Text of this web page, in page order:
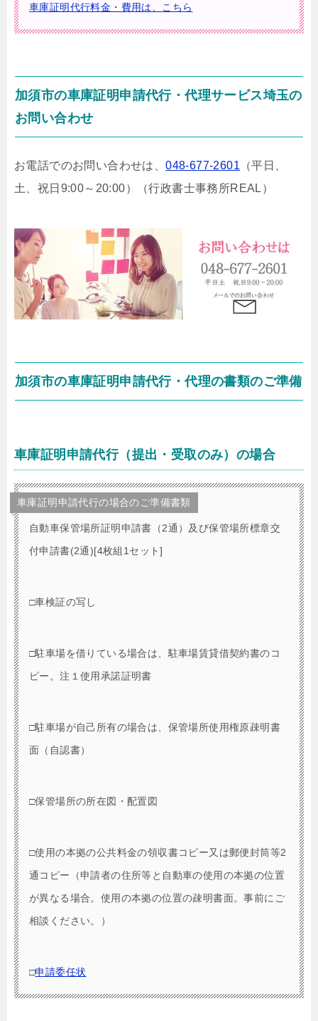
車庫証明代行料金・費用は、こちら
加須市の車庫証明申請代行・代理サービス埼玉の
お問い合わせ
お電話でのお問い合わせは、048-677-2601 （平日、
土、祝日9:00～20:00）
（行政書士事務所REAL）
加須市の車庫証明申請代行・代理の書類のご準備
車庫証明申請代行（提出・受取のみ）の場合
車庫証明申請代行の場合のご準備書類
自動車保管場所証明申請書（2通）及び保管場所標章交
付申請書(2通)[4枚組1セット]
□車検証の写し
□駐車場を借りている場合は、駐車場賃貸借契約書のコ
ピー。注１使用承諾証明書
□駐車場が自己所有の場合は、保管場所使用権原疎明書
面（自認書）
□保管場所の所在図・配置図
□使用の本拠の公共料金の領収書コピー又は郵便封筒等2
通コピー（申請者の住所等と自動車の使用の本拠の位置
が異なる場合。使用の本拠の位置の疎明書面。事前にご
相談ください。）
□申請委任状